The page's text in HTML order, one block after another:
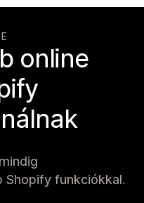
online
funkciókkal.